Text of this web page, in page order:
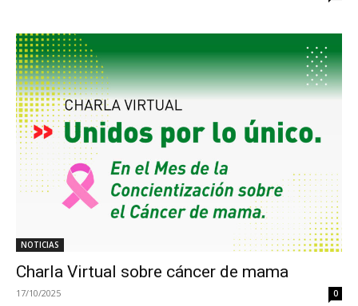
NOTICIAS
Charla Virtual sobre cáncer de mama
17/10/2025 0